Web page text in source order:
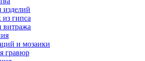
изделий
гипса
витража
и мозаики
гравюр